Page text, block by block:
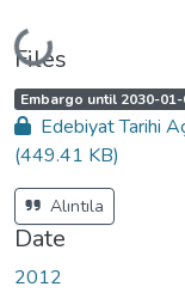
Loading...
Files
A
c
c
e
s
s
s
a
t
u
:
Embargo until 2030-
Edebiyat Tarihi
(449.41 KB)
Alıntıla
Date
2012